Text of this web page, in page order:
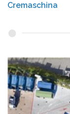
Cremaschina